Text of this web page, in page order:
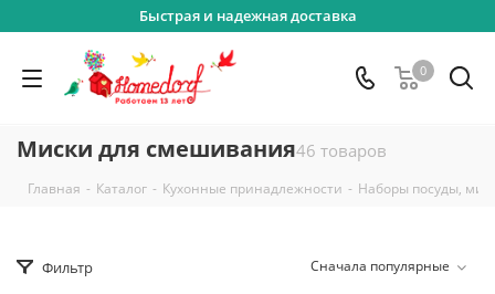
Быстрая и надежная доставка
0
Миски для смешивания46 товаров
Главная - Каталог - Кухонные принадлежности - Наборы посуды,
Фильтр Сначала популярные